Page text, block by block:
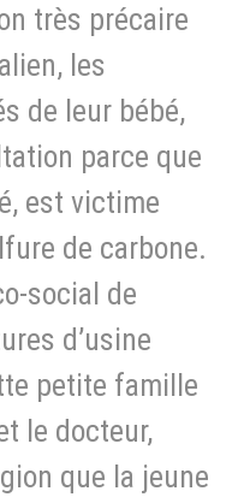
très précaire
les
de leur bébé,
parce que
est victime
de carbone.
social de
d’usine
petite famille
le docteur,
que la jeune